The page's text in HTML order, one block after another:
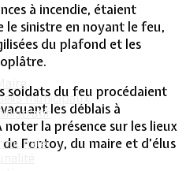
municipaux
à incendie, étaient
le sinistre en noyant le feu,
du plafond et les
soldats du feu procédaient
les déblais à
la présence sur les lieux
Fontoy, du maire et d’élus